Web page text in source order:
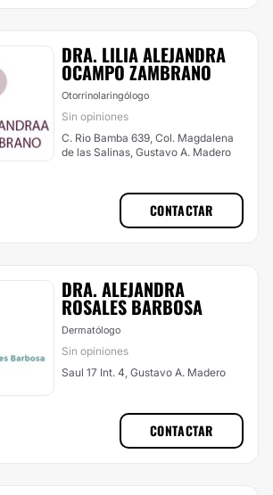
DRA. LILIA ALEJANDRA
OCAMPO ZAMBRANO
Otorrinolaringólogo
Sin opiniones
C. Rio Bamba 639, Col. Magdalena
de las Salinas, Gustavo A. Madero
CONTACTAR
DRA. ALEJANDRA
ROSALES BARBOSA
Dermatólogo
Sin opiniones
Saul 17 Int. 4, Gustavo A. Madero
CONTACTAR